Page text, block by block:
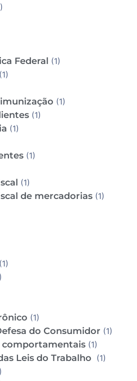
Federal (1)
(1)
(1)
(1)
(1)
(1)
(1)
de mercadorias (1)
(1)
(1)
do Consumidor (1)
comportamentais (1)
Leis do Trabalho (1)